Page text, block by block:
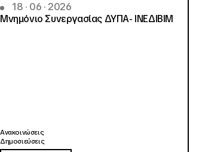
18 · 06 · 2026
Μνημόνιο Συνεργασίας ΔΥΠΑ- ΙΝΕΔΙΒΙΜ
Ανακοινώσεις
Δημοσιεύσεις